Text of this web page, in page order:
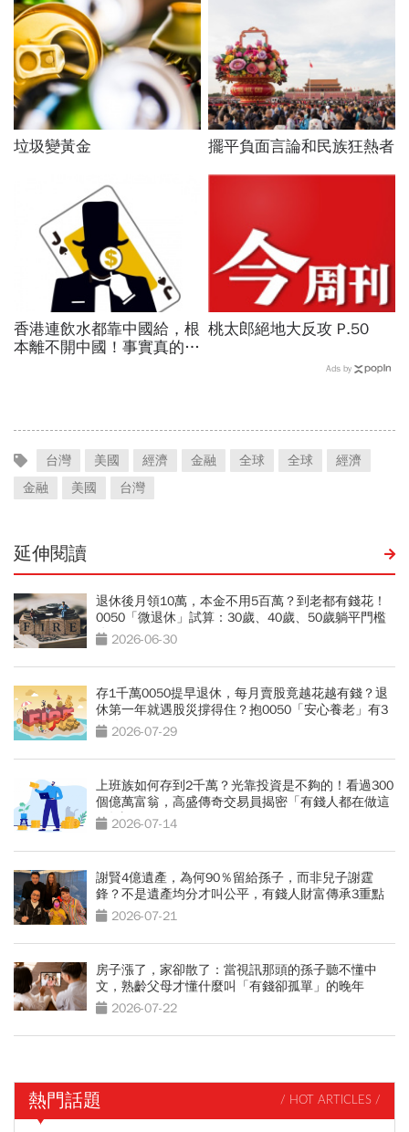
垃圾變黃金 擺平負面言論和民族狂熱者
香港連飲水都靠中國給，根
本離不開中國！事實真的這
桃太郎絕地大反攻 P.50
Ads by
台灣 美國 經濟 金融 全球 全球
經濟
金融
美國 台灣
延伸閱讀
退休後月領10萬，本金不用5百萬？到老都有錢花！
0050「微退休」試算：30歲、40歲、50歲躺平門檻
公開2026-06-30
存1千萬0050提早退休，每月賣股竟越花越有錢？退
休第一年就遇股災撐得住？抱0050「安心養老」有3
條件2026-07-29
上班族如何存到2千萬？光靠投資是不夠的！看過300
個億萬富翁，高盛傳奇交易員揭密「有錢人都在做這
2件事」
2026-07-14
謝賢4億遺產，為何90％留給孫子，而非兒子謝霆
鋒？不是遺產均分才叫公平，有錢人財富傳承3重點
2026-07-21
房子漲了，家卻散了：當視訊那頭的孫子聽不懂中
文，熟齡父母才懂什麼叫「有錢卻孤單」的晚年
2026-07-22
熱門話題 / HOT ARTICLES /